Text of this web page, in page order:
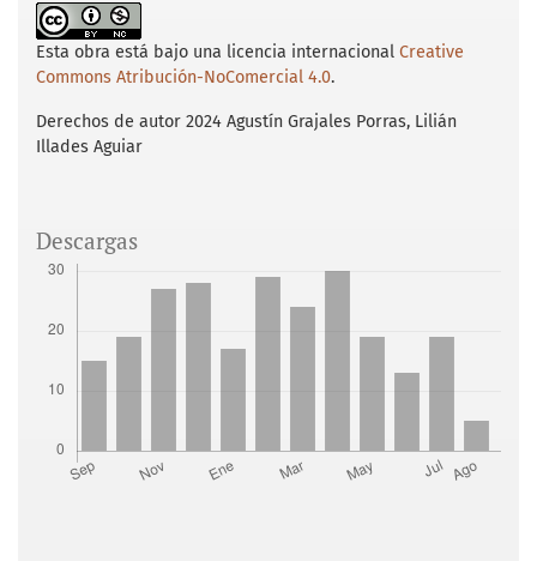
b
o
o
k
r
p
p
Esta obra está bajo una licencia internacional Creative
Commons Atribución-NoComercial 4.0.
Derechos de autor 2024 Agustín Grajales Porras, Lilián
Illades Aguiar
Descargas